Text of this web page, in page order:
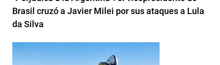
Brasil cruzó a Javier Milei por sus ataques a Lula
da Silva